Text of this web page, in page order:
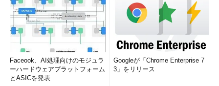
Faceook、AI処理向けのモジュラ
ーハードウェアプラットフォーム
とASICを発表
Googleが「Chrome Enterprise 7
3」をリリース